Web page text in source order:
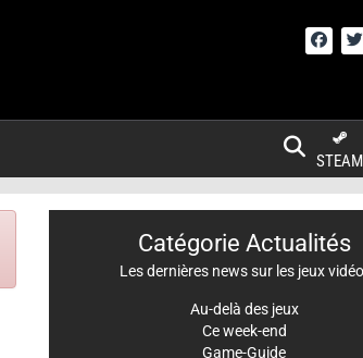
STEAM
Catégorie Actualités
Les dernières news sur les jeux
Au-delà des jeux
Ce week-end
Game-Guide